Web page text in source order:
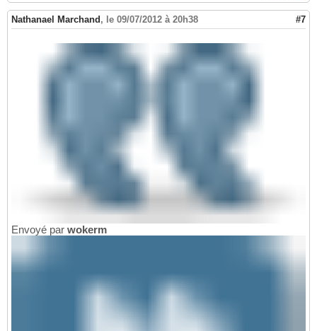
Nathanael Marchand , le 09/07/2012 à 20h38 #7
Envoyé par wokerm